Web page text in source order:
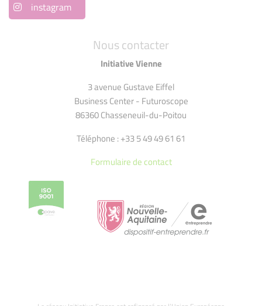
Nous contacter
Initiative Vienne
3 avenue Gustave Eiffel
Business Center - Futuroscope
86360 Chasseneuil-du-Poitou
Téléphone : +33 5 49 49 61 61
Formulaire de contact
instagram